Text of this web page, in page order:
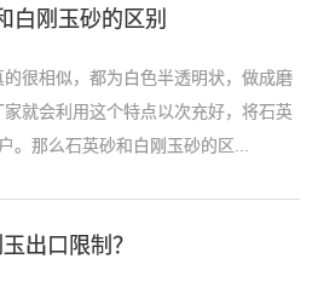
白刚玉砂的区别
很相似，都为白色半透明状，做成磨
就会利用这个特点以次充好，将石英
。那么石英砂和白刚玉砂的区...
出口限制？